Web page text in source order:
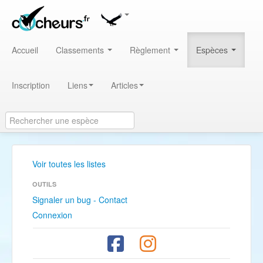
Accueil Classements Règlement Espèces
Inscription Liens Articles
Voir toutes les listes
OUTILS
Signaler un bug - Contact
Connexion